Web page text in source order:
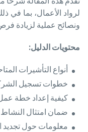
لرواد الأعمال، بما في
ونصائح عملية لزيادة
محتويات الدليل:
أنواع التأشيرات
خطوات تسجيل
كيفية إعداد خطة
ضمان امتثال النشاط
معلومات حول تجديد